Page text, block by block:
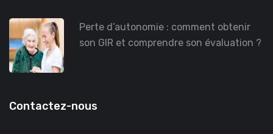
Perte d’autonomie : comment obtenir
son GIR et comprendre son évaluation ?
Contactez-nous